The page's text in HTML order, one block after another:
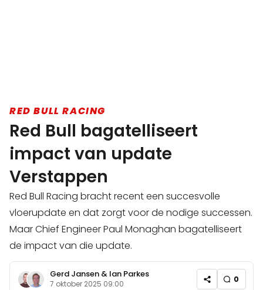
RED BULL RACING
Red Bull bagatelliseert
impact van update
Verstappen
Red Bull Racing bracht recent een succesvolle
vloerupdate en dat zorgt voor de nodige successen.
Maar Chief Engineer Paul Monaghan bagatelliseert
de impact van die update.
Gerd Jansen & Ian Parkes
7 oktober 2025 09:00 0